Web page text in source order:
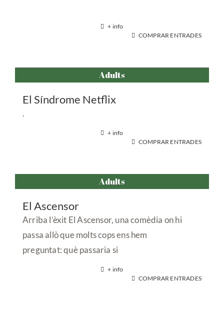
+ info
COMPRAR ENTRADES
Adults
El Síndrome Netflix
.
+ info
COMPRAR ENTRADES
Adults
El Ascensor
Arriba l’èxit El Ascensor, una comèdia on hi
passa allò que molts cops ens hem
preguntat: què passaria si
+ info
COMPRAR ENTRADES